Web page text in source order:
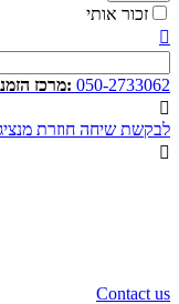
זכור אותי

050-2733062 :מרכז

לבקשת שיחה חוזרת

Contact us